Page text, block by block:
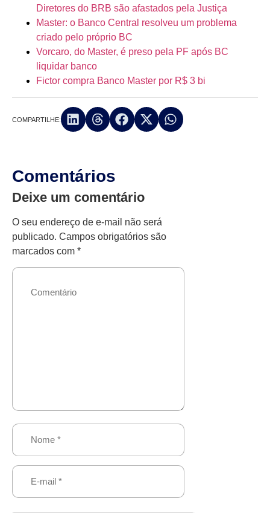
Diretores do BRB são afastados pela Justiça
Master: o Banco Central resolveu um problema
criado pelo próprio BC
Vorcaro, do Master, é preso pela PF após BC
liquidar banco
Fictor compra Banco Master por R$ 3 bi
COMPARTILHE:
Comentários
Deixe um comentário
O seu endereço de e-mail não será
publicado. Campos obrigatórios são
marcados com *